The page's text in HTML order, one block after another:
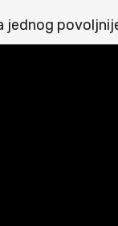
jednog